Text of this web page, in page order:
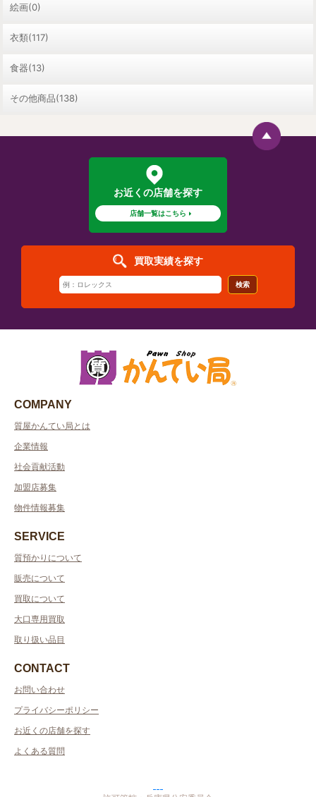
絵画(0)
衣類(117)
食器(13)
その他商品(138)
お近くの店舗を探す
店舗一覧はこちら
買取実績を探す
検索
COMPANY
質屋かんてい局とは
企業情報
社会貢献活動
加盟店募集
物件情報募集
SERVICE
質預かりについて
販売について
買取について
大口専用買取
取り扱い品目
CONTACT
お問い合わせ
プライバシーポリシー
お近くの店舗を探す
よくある質問